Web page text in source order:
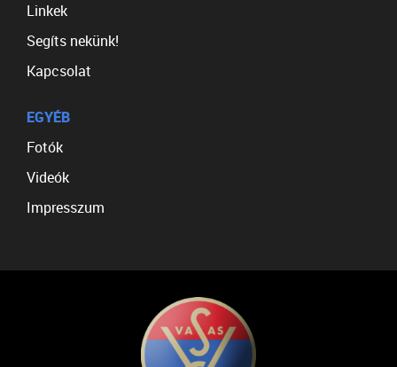
Linkek
Segíts nekünk!
Kapcsolat
EGYÉB
Fotók
Videók
Impresszum